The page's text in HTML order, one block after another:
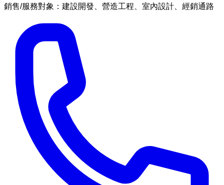
銷售/服務對象：建設開發、營造工程、室內設計、經銷通路